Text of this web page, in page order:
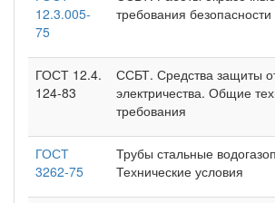
12.3.005-
75
требования безопасности
ГОСТ 12.4.
124-83
ССБТ. Средства защиты
электричества. Общие
требования
ГОСТ
3262-75
Трубы стальные
Технические условия